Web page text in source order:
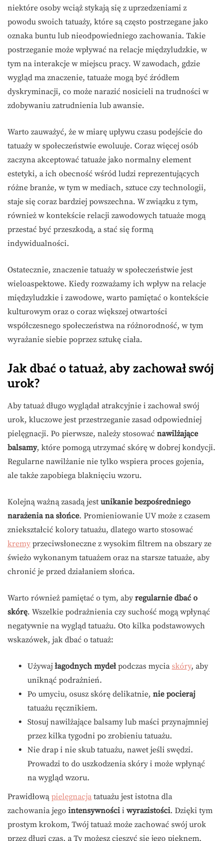
niektóre osoby wciąż stykają się z uprzedzeniami z
powodu swoich tatuaży, które są często postrzegane jako
oznaka buntu lub nieodpowiedniego zachowania. Takie
postrzeganie może wpływać na relacje międzyludzkie, w
tym na interakcje w miejscu pracy. W zawodach, gdzie
wygląd ma znaczenie, tatuaże mogą być źródłem
dyskryminacji, co może narazić nosicieli na trudności w
zdobywaniu zatrudnienia lub awansie.
Warto zauważyć, że w miarę upływu czasu podejście do
tatuaży w społeczeństwie ewoluuje. Coraz więcej osób
zaczyna akceptować tatuaże jako normalny element
estetyki, a ich obecność wśród ludzi reprezentujących
różne branże, w tym w mediach, sztuce czy technologii,
staje się coraz bardziej powszechna. W związku z tym,
również w kontekście relacji zawodowych tatuaże mogą
przestać być przeszkodą, a stać się formą
indywidualności.
Ostatecznie, znaczenie tatuaży w społeczeństwie jest
wieloaspektowe. Kiedy rozważamy ich wpływ na relacje
międzyludzkie i zawodowe, warto pamiętać o kontekście
kulturowym oraz o coraz większej otwartości
współczesnego społeczeństwa na różnorodność, w tym
wyrażanie siebie poprzez sztukę ciała.
Jak dbać o tatuaż, aby zachował swój
urok?
Aby tatuaż długo wyglądał atrakcyjnie i zachował swój
urok, kluczowe jest przestrzeganie zasad odpowiedniej
pielęgnacji. Po pierwsze, należy stosować nawilżające
balsamy, które pomogą utrzymać skórę w dobrej kondycji.
Regularne nawilżanie nie tylko wspiera proces gojenia,
ale także zapobiega blaknięciu wzoru.
Kolejną ważną zasadą jest unikanie bezpośredniego
narażenia na słońce. Promieniowanie UV może z czasem
zniekształcić kolory tatuażu, dlatego warto stosować
kremy przeciwsłoneczne z wysokim filtrem na obszary ze
świeżo wykonanym tatuażem oraz na starsze tatuaże, aby
chronić je przed działaniem słońca.
Warto również pamiętać o tym, aby regularnie dbać o
skórę. Wszelkie podrażnienia czy suchość mogą wpłynąć
negatywnie na wygląd tatuażu. Oto kilka podstawowych
wskazówek, jak dbać o tatuaż:
Używaj łagodnych mydeł podczas mycia skóry, aby
uniknąć podrażnień.
Po umyciu, osusz skórę delikatnie, nie pocieraj
tatuażu ręcznikiem.
Stosuj nawilżające balsamy lub maści przynajmniej
przez kilka tygodni po zrobieniu tatuażu.
Nie drap i nie skub tatuażu, nawet jeśli swędzi.
Prowadzi to do uszkodzenia skóry i może wpłynąć
na wygląd wzoru.
Prawidłową pielęgnacja tatuażu jest istotna dla
zachowania jego intensywności i wyrazistości. Dzięki tym
prostym krokom, Twój tatuaż może zachować swój urok
przez długi czas, a Ty możesz cieszyć się jego pięknem.